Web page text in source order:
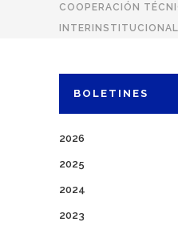
COOPERACIÓN
INTERINSTITUCIONAL
BOLETINES
2026
2025
2024
2023